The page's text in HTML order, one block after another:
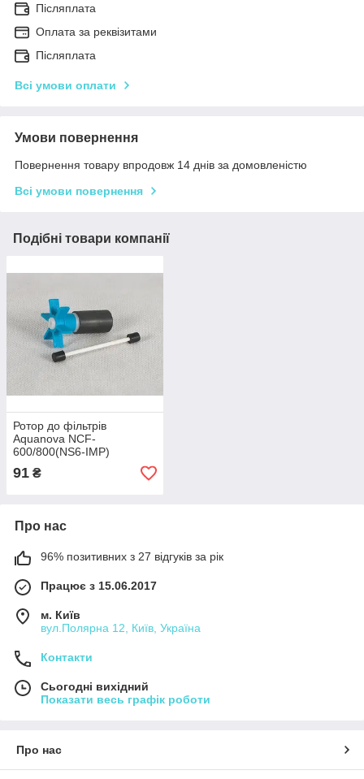
Післяплата
Оплата за реквізитами
Післяплата
Всі умови оплати
Умови повернення
Повернення товару впродовж 14 днів за домовленістю
Всі умови повернення
Подібні товари компанії
Ротор до фільтрів
Aquanova NCF-
600/800(NS6-IMP)
91 ₴
Про нас
96% позитивних з 27 відгуків за рік
Працює з 15.06.2017
м. Київ
вул.Полярна 12, Київ, Україна
Контакти
Сьогодні вихідний
Показати весь графік роботи
Про нас